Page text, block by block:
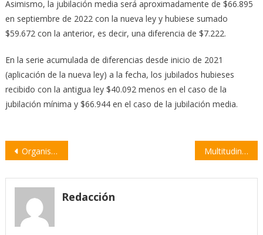
Asimismo, la jubilación media será aproximadamente de $66.895
en septiembre de 2022 con la nueva ley y hubiese sumado
$59.672 con la anterior, es decir, una diferencia de $7.222.
En la serie acumulada de diferencias desde inicio de 2021
(aplicación de la nueva ley) a la fecha, los jubilados hubieses
recibido con la antigua ley $40.092 menos en el caso de la
jubilación mínima y $66.944 en el caso de la jubilación media.
Navegación
entradas
Organismos de DDHH cuestionaron la designación de Rimoldi como ministro de Seguridad Multitudinaria convocatoria en Rosario contra los incendios en las islas y el humo en las ciudades
Redacción